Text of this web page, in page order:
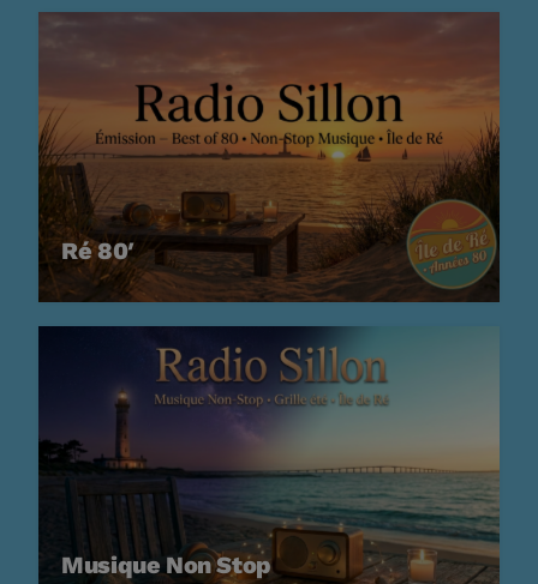
21:00 - 21:59
22:00 - 23:59
US Top 1961
Let's Twist Again
Stand By Me
Ré 80′
Musique Non Stop